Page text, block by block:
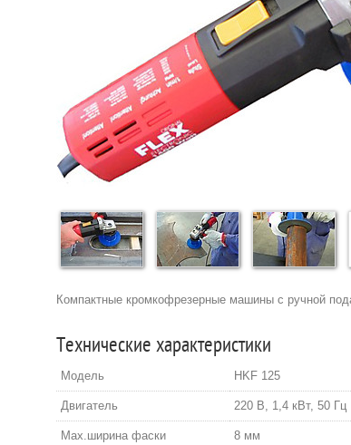
Компактные кромкофрезерные машины с ручной
Технические характеристики
Модель HKF 125
Двигатель 220 В, 1,4 кВт, 50 Гц
Мах.ширина фаски 8 мм